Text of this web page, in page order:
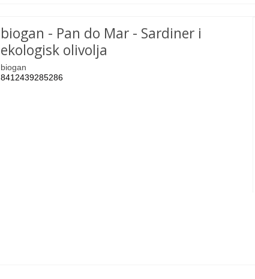
biogan - Pan do Mar - Sardiner i
ekologisk olivolja
biogan
8412439285286